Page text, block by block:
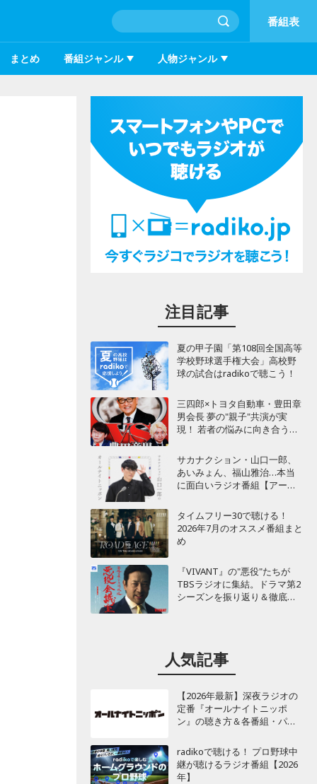
番組表
まとめ 番組ジャンル 人物ジャンル
注目記事
夏の甲子園「第108回全国高等
学校野球選手権大会」高校野
球の試合はradikoで聴こう！
三四郎×トヨタ自動車・豊田章
男会長 夢の"親子"共演が実
現！ 若者の悩みに向き合うポ
サカナクション・山口一郎、
あいみょん、福山雅治…本当
に面白いラジオ番組【アーテ
タイムフリー30で聴ける！
2026年7月のオススメ番組まと
め
『VIVANT』の"悪役"たちが
TBSラジオに集結。ドラマ第2
シーズンを振り返り＆徹底考
人気記事
【2026年最新】深夜ラジオの
定番『オールナイトニッポ
ン』の聴き方＆各番組・パー
radikoで聴ける！ プロ野球中
継が聴けるラジオ番組【2026
年】